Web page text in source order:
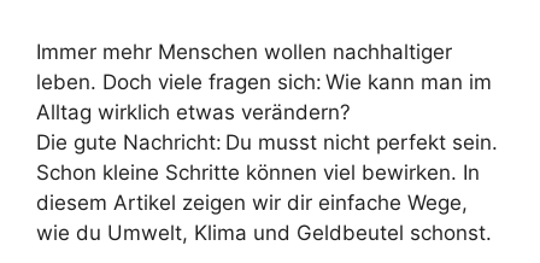
Immer mehr Menschen wollen nachhaltiger
leben. Doch viele fragen sich: Wie kann man im
Alltag wirklich etwas verändern?
Die gute Nachricht: Du musst nicht perfekt sein.
Schon kleine Schritte können viel bewirken. In
diesem Artikel zeigen wir dir einfache Wege,
wie du Umwelt, Klima und Geldbeutel schonst.